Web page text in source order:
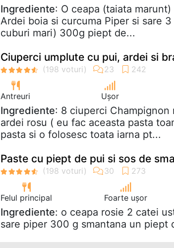
Ingrediente: O ceapa (taiata
Ardei boia si curcuma Piper si sare
cuburi mari) 300g piept de...
Ciuperci umplute cu pui, ardei si
Antreuri Ușor
Ingrediente: 8 ciuperci Champignon
ardei rosu ( eu fac aceasta pasta
pasta si o folosesc toata iarna pt...
Paste cu piept de pui si sos de
Felul principal Foarte ușor
Ingrediente: o ceapa rosie 2 catei
sare piper 300 g smantana un piept